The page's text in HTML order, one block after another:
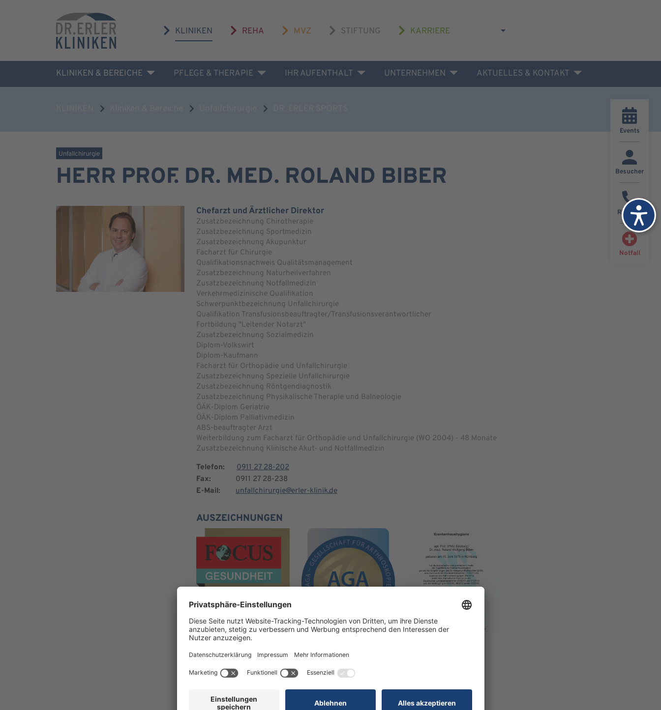
KLINIKEN REHA MVZ STIFTUNG KARRIERE
KLINIKEN & BEREICHE PFLEGE & THERAPIE IHR AUFENTHALT UNTERNEHMEN AKTUELLES & KONTAKT
Events
Besucher
Rückruf
Notfall
Unfallchirurgie
HERR PROF. DR. MED. ROLAND BIBER
Chefarzt und Ärztlicher Direktor
Zusatzbezeichnung Chirotherapie
Zusatzbezeichnung Sportmedizin
Zusatzbezeichnung Akupunktur
Facharzt für Chirurgie
Qualifikationsnachweis Qualitätsmanagement
Zusatzbezeichnung Naturheilverfahren
Zusatzbezeichnung Notfallmedizin
Verkehrmedizinische Qualifikation
Schwerpunktbezeichnung Unfallchirurgie
Qualifikation Transfusionsbeauftragter/Transfusionsverantwortlicher
Fortbildung "Leitender Notarzt"
Zusatzbezeichnung Sozialmedizin
Diplom-Volkswirt
Diplom-Kaufmann
Facharzt für Orthopädie und Unfallchirurgie
Zusatzbezeichnung Spezielle Unfallchirurgie
Zusatzbezeichnung Röntgendiagnostik
Zusatzbezeichnung Physikalische Therapie und Balneologie
ÖÄK-Diplom Geriatrie
ÖÄK-Diplom Palliativmedizin
ABS-beauftragter Arzt
Weiterbildung zum Facharzt für Orthopädie und Unfallchirurgie (WO 2004) - 48 Monate
Zusatzbezeichnung Klinische Akut- und Notfallmedizin
Telefon:
0911 27 28-202
Fax:
0911 27 28-238
E-Mail:
unfallchirurgie@erler-klinik.de
AUSZEICHNUNGEN